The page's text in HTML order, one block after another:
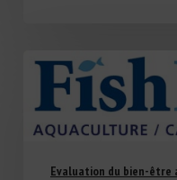
Evaluation du bien-être